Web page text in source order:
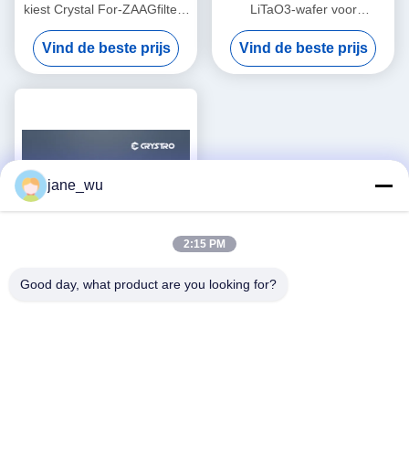
kiest Crystal For-ZAAGfilters
uit
Vind de beste prijs
LiTaO3-wafer voor
fotorefractie
Vind de beste prijs
jane_wu
2:15 PM
Good day, what product are you looking for?